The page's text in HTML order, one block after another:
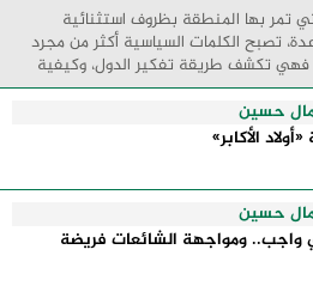
تمر بها المنطقة بظروف استثنائية
تصبح الكلمات السياسية أكثر من مجرد
فهي تكشف طريقة تفكير الدول، وكيفية
والحدود التي تفصل بين القوة ...
حسين
الأكابر»
حسين
واجب.. ومواجهة الشائعات فريضة